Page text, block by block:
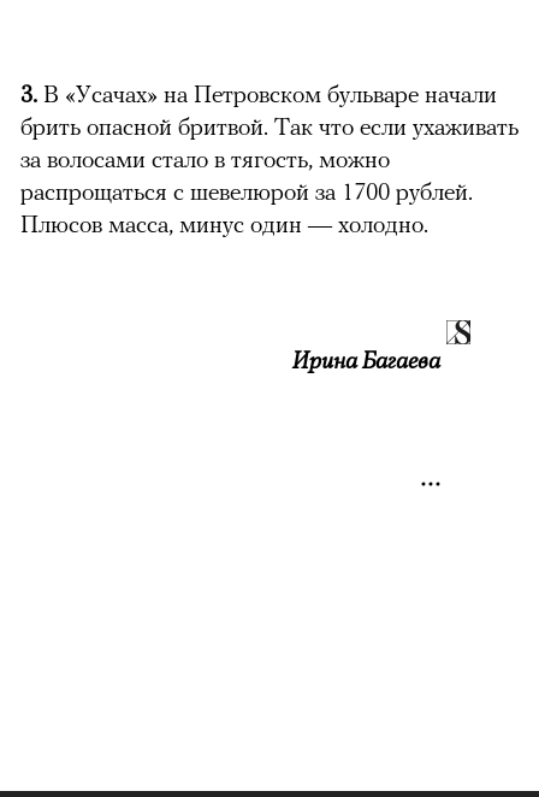
3. В «Усачах» на Петровском бульваре начали
брить опасной бритвой. Так что если ухаживать
за волосами стало в тягость, можно
распрощаться с шевелюрой за 1700 рублей.
Плюсов масса, минус один — холодно.
Ирина Багаева